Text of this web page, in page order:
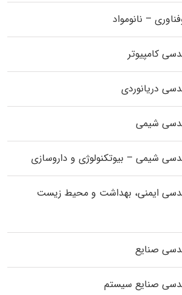
– نانومواد
کامپیوتر
دریانوردی
شیمی
شیمی – بیوتکنولوژی و داروسازی
ایمنی، بهداشت و محیط زیست
صنایع
صنایع سیستم